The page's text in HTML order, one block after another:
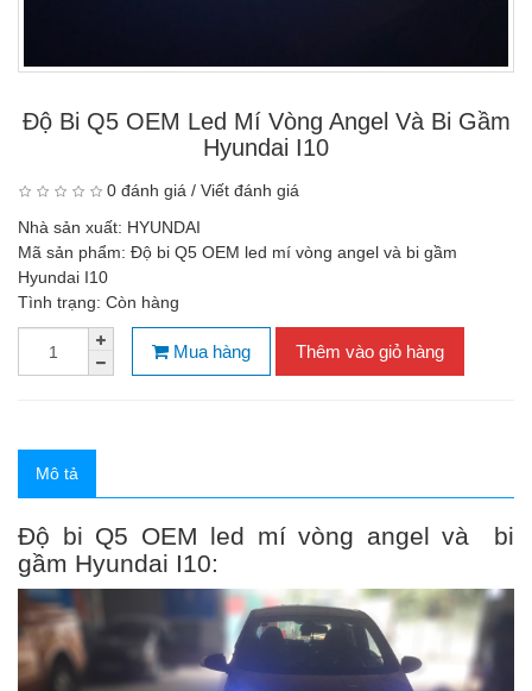
Độ Bi Q5 OEM Led Mí Vòng Angel Và Bi Gầm
Hyundai I10
0 đánh giá / Viết đánh giá
Nhà sản xuất: HYUNDAI
Mã sản phẩm: Độ bi Q5 OEM led mí vòng angel và bi gầm
Hyundai I10
Tình trạng: Còn hàng
Mua hàng Thêm vào giỏ hàng
Mô tả
Độ bi Q5 OEM led mí vòng angel và bi
gầm Hyundai I10: